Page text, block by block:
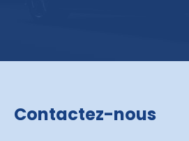
Contactez-nous